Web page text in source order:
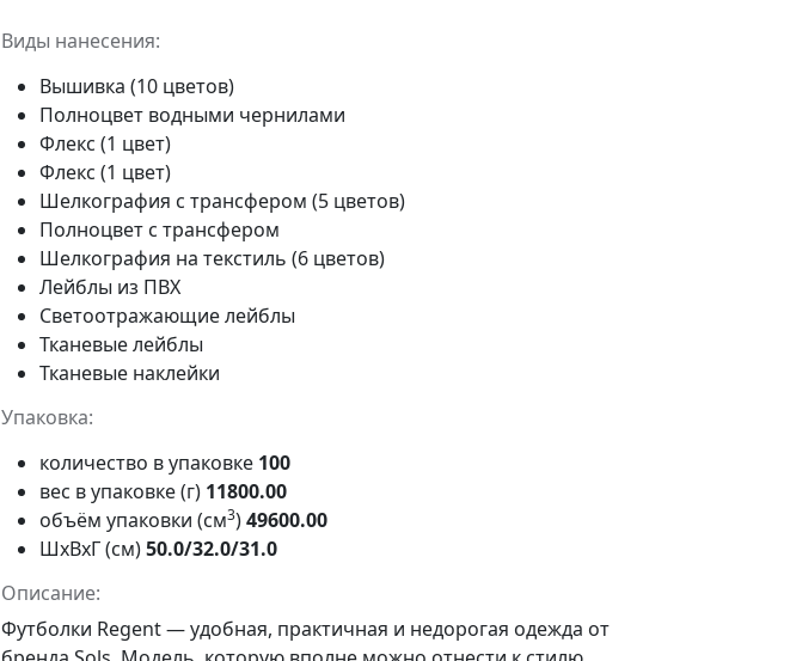
Виды нанесения:
Вышивка (10 цветов)
Полноцвет водными чернилами
Флекс (1 цвет)
Флекс (1 цвет)
Шелкография с трансфером (5 цветов)
Полноцвет с трансфером
Шелкография на текстиль (6 цветов)
Лейблы из ПВХ
Светоотражающие лейблы
Тканевые лейблы
Тканевые наклейки
Упаковка:
количество в упаковке 100
вес в упаковке (г) 11800.00
объём упаковки (см3)49600.00
ШxВxГ (см)50.0/32.0/31.0
Описание:
Футболки Regent— удобная, практичная и недорогая одежда от